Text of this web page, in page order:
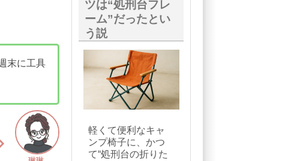
末に工具
ツは“処刑台フレ
ーム”だったとい
う説
軽くて便利なキャ
ンプ椅子に、かつ
て“処刑台の折りた